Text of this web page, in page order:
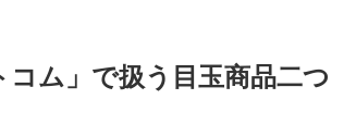
コム」で扱う目玉商品二つ